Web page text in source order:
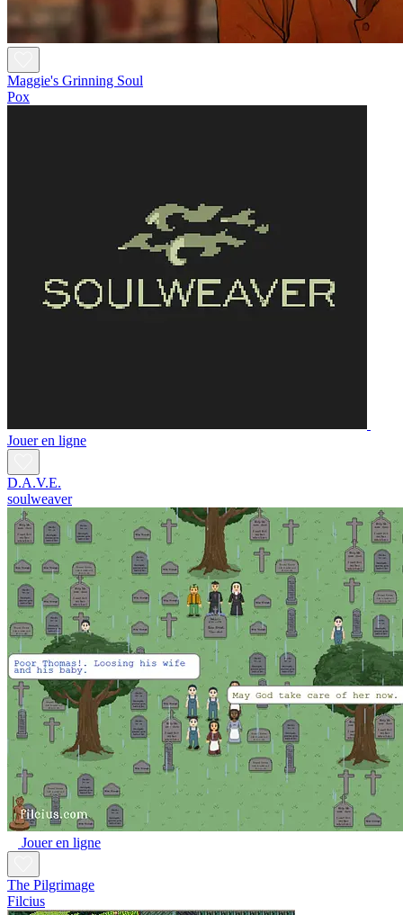
Maggie's Grinning Soul
Pox
Jouer en ligne
D.A.V.E.
soulweaver
Jouer en ligne
The Pilgrimage
Filcius